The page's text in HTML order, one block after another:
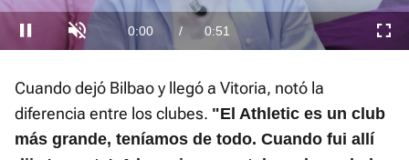
Pausa Unmute Current
0:00 / Duration
0:51
:
0.00%
Cuando dejó Bilbao y llegó a Vitoria, notó la
diferencia entre los clubes. "El Athletic es un club
más grande, teníamos de todo. Cuando fui allí